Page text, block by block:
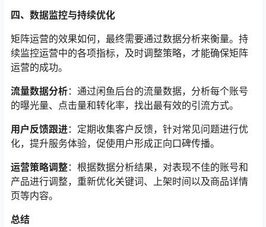
四、数据监控与持续优化
矩阵运营的效果如何，最终需要通过数据分析来衡量。持
续监控运营中的各项指标，及时调整策略，才能确保矩阵
运营的成功。
流量数据分析：通过闲鱼后台的流量数据，分析每个账号
的曝光量、点击量和转化率，找出最有效的引流方式。
用户反馈跟进：定期收集客户反馈，针对常见问题进行优
化，提升服务体验，促使用户形成正向口碑传播。
运营策略调整：根据数据分析结果，对表现不佳的账号和
产品进行调整，重新优化关键词、上架时间以及商品详情
页等内容。
总结